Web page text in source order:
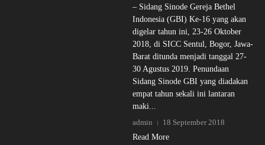
– Sidang Sinode Gereja Bethel
Indonesia (GBI) Ke-16 yang akan
digelar tahun ini, 23-26 Oktober
2018, di SICC Sentul, Bogor, Jawa-
Barat ditunda menjadi tanggal 27-
30 Agustus 2019. Penundaan
Sidang Sinode GBI yang diadakan
empat tahun sekali ini lantaran
maki...
admin
18 September 2018
Read More